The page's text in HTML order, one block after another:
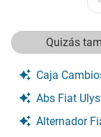
Quizás
Caja
Abs Fiat
Alternador